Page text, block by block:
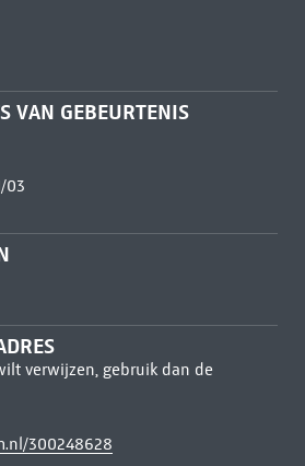
VAN GEBEURTENIS
03
verwijzen, gebruik dan de
300248628